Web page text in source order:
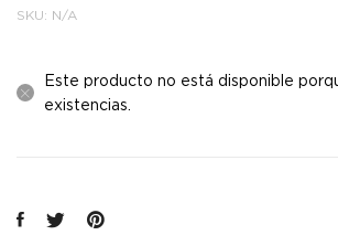
SKU: N/A
Este producto no está disponible
existencias.